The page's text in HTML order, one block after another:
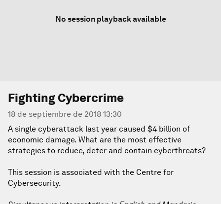
No session playback available
Fighting Cybercrime
18 de septiembre de 2018 13:30
A single cyberattack last year caused $4 billion of
economic damage. What are the most effective
strategies to reduce, deter and contain cyberthreats?
This session is associated with the Centre for
Cybersecurity.